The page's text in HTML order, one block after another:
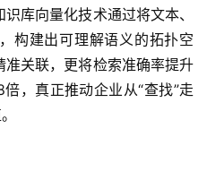
库向量化技术通过将文本、
构建出可理解语义的拓扑空
关联，更将检索准确率提升
，真正推动企业从“查找”走